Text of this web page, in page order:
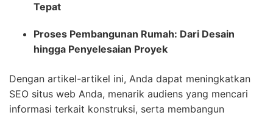
Tepat
Proses Pembangunan Rumah: Dari Desain
hingga Penyelesaian Proyek
Dengan artikel-artikel ini, Anda dapat meningkatkan
SEO situs web Anda, menarik audiens yang mencari
informasi terkait konstruksi, serta membangun